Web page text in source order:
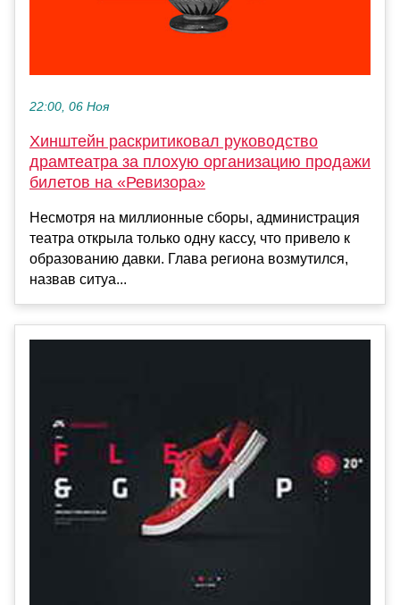
22:00, 06 Ноя
Хинштейн раскритиковал руководство
драмтеатра за плохую организацию продажи
билетов на «Ревизора»
Несмотря на миллионные сборы, администрация
театра открыла только одну кассу, что привело к
образованию давки. Глава региона возмутился,
назвав ситуа...